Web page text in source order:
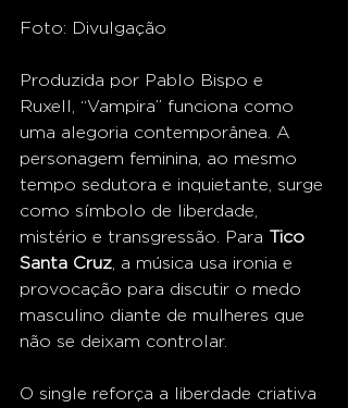
Foto: Divulgação
Produzida por Pablo Bispo e
Ruxell, “Vampira” funciona como
uma alegoria contemporânea. A
personagem feminina, ao mesmo
tempo sedutora e inquietante, surge
como símbolo de liberdade,
mistério e transgressão. Para Tico
Santa Cruz , a música usa ironia e
provocação para discutir o medo
masculino diante de mulheres que
não se deixam controlar.
O single reforça a liberdade criativa